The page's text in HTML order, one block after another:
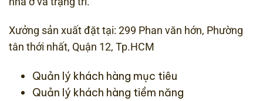
Xưởng sản xuất đặt tại: 299 Phan văn hớn, Phường
tân thới nhất, Quận 12, Tp.HCM
Quản lý khách hàng mục tiêu
Quản lý khách hàng tiềm năng